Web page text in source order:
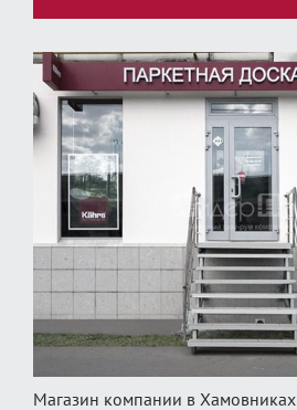
Магазин компании в Хамовниках